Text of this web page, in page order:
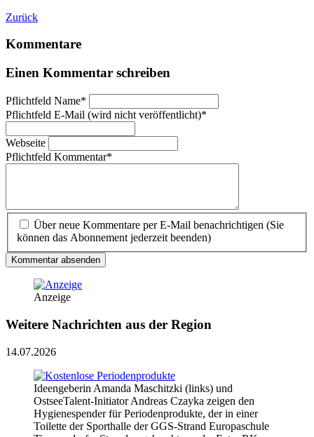
Zurück
Kommentare
Einen Kommentar schreiben
Pflichtfeld Name*
Pflichtfeld E-Mail (wird nicht veröffentlicht)*
Webseite
Pflichtfeld Kommentar*
Über neue Kommentare per E-Mail benachrichtigen (Sie
können das Abonnement jederzeit beenden)
Kommentar absenden
Anzeige
Weitere Nachrichten aus der Region
14.07.2026
Ideengeberin Amanda Maschitzki (links) und
OstseeTalent-Initiator Andreas Czayka zeigen den
Hygienespender für Periodenprodukte, der in einer
Toilette der Sporthalle der GGS-Strand Europaschule